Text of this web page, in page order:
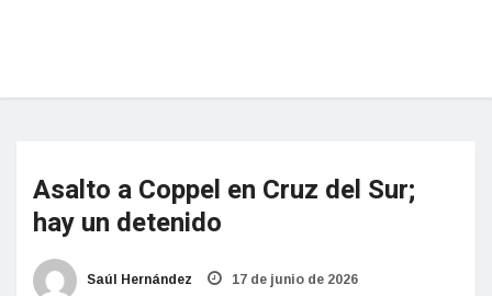
Asalto a Coppel en Cruz del Sur;
hay un detenido
Saúl Hernández 17 de junio de 2026